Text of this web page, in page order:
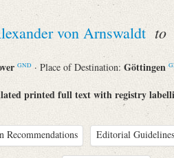
von Arnswaldt to
GND · Place of Destination: Göttingen
printed full text with registry
Recommendations Editorial